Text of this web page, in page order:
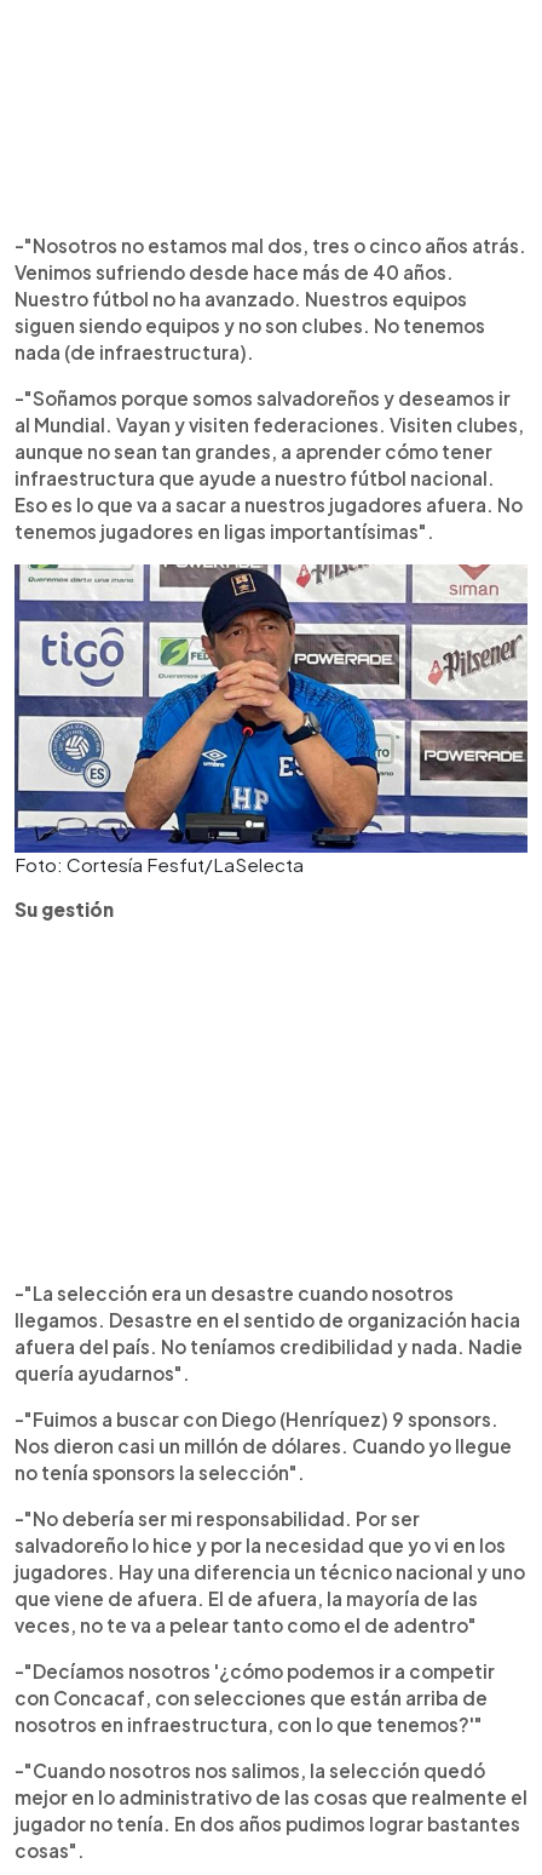
-"Nosotros no estamos mal dos, tres o cinco años atrás.
Venimos sufriendo desde hace más de 40 años.
Nuestro fútbol no ha avanzado. Nuestros equipos
siguen siendo equipos y no son clubes. No tenemos
nada (de infraestructura).
-"Soñamos porque somos salvadoreños y deseamos ir
al Mundial. Vayan y visiten federaciones. Visiten clubes,
aunque no sean tan grandes, a aprender cómo tener
infraestructura que ayude a nuestro fútbol nacional.
Eso es lo que va a sacar a nuestros jugadores afuera. No
tenemos jugadores en ligas importantísimas".
Foto: Cortesía Fesfut/LaSelecta
Su gestión
-"La selección era un desastre cuando nosotros
llegamos. Desastre en el sentido de organización hacia
afuera del país. No teníamos credibilidad y nada. Nadie
quería ayudarnos".
-"Fuimos a buscar con Diego (Henríquez) 9 sponsors.
Nos dieron casi un millón de dólares. Cuando yo llegue
no tenía sponsors la selección".
-"No debería ser mi responsabilidad. Por ser
salvadoreño lo hice y por la necesidad que yo vi en los
jugadores. Hay una diferencia un técnico nacional y uno
que viene de afuera. El de afuera, la mayoría de las
veces, no te va a pelear tanto como el de adentro"
-"Decíamos nosotros '¿cómo podemos ir a competir
con Concacaf, con selecciones que están arriba de
nosotros en infraestructura, con lo que tenemos?'"
-"Cuando nosotros nos salimos, la selección quedó
mejor en lo administrativo de las cosas que realmente el
jugador no tenía. En dos años pudimos lograr bastantes
cosas".